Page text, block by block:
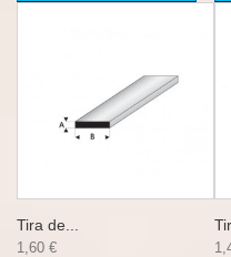
Tira de...
1,60 €